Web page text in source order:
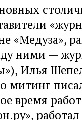
«Медуза»,
ними —
Илья
митинг
время
работал